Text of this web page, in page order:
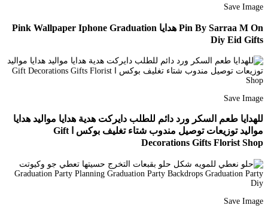
Save Image
Pin By Sarraa M On هدايا Pink Wallpaper Iphone Graduation
Diy Eid Gifts
Save Image
للهدايا طعم السكر ورد دائم للطلب دايركت هدية هدايا مواليد هدايا
مواليد توزيعات توصيل مندوب شتاء تغليف بوكس ا Gift
Decorations Gifts Florist Shop
Save Image